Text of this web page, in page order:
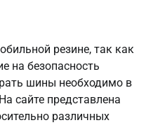
резине, так как
на безопасность
шины необходимо в
сайте представлена
различных